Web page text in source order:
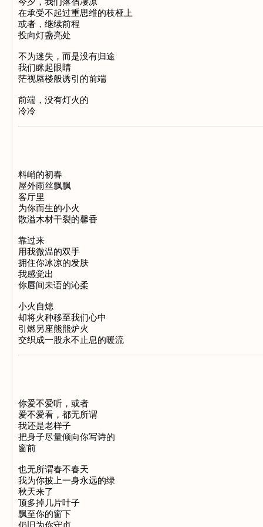
在承受不起过重思维的枝桠上
或者，继续前程
投向灯盏亮处
不为迷失，而是没有归途
我们眯起眼睛
茫视蜃楼般诱引的前端
前端，没有灯火的
冷冷
料峭的初春
屋外雨丝飘飘
客厅里
为你而生的小火
散溢木材干裂的馨香
靠过来
用我微温的双手
拥住你冰凉的发肤
我感觉出
你唇间未语的沁柔
小火自熄
却将火种移至我们心中
引燃另座熊熊炉火
交织成一股永不止息的暖流
你爱不爱听，或者
爱不爱看，都无所谓
我还是老样子
把身子尽量倾向你写诗的
窗前
也无所谓春不春天
我为你披上一身永远的绿
秋天来了
顶多掉几片叶子
飘至你的窗下